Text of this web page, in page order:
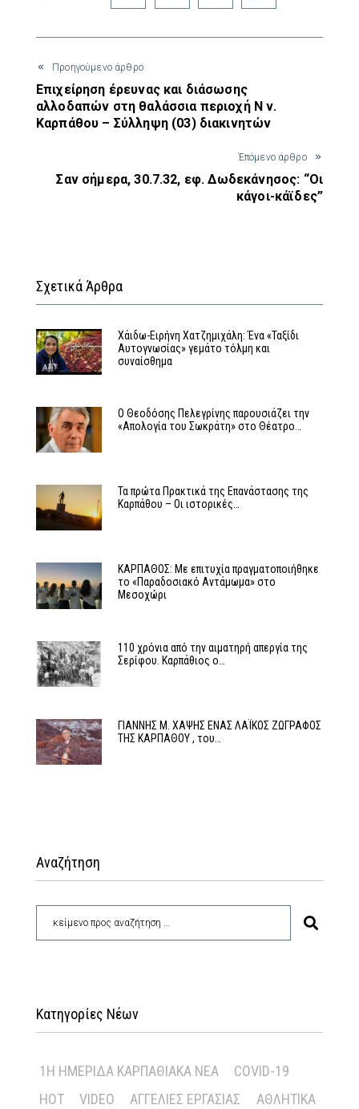
Προηγούμενο άρθρο
Επιχείρηση έρευνας και διάσωσης
αλλοδαπών στη θαλάσσια περιοχή Ν ν.
Καρπάθου – Σύλληψη (03) διακινητών
Έπόμενο άρθρο
Σαν σήμερα, 30.7.32, εφ. Δωδεκάνησος: “Οι
κάγοι-κάϊδες”
Σχετικά Άρθρα
Χάιδω-Ειρήνη Χατζημιχάλη: Ένα «Ταξίδι
Αυτογνωσίας» γεμάτο τόλμη και
συναίσθημα
Ο Θεοδόσης Πελεγρίνης παρουσιάζει την
«Απολογία του Σωκράτη» στο Θέατρο…
Τα πρώτα Πρακτικά της Επανάστασης της
Καρπάθου – Οι ιστορικές…
ΚΑΡΠΑΘΟΣ: Με επιτυχία πραγματοποιήθηκε
το «Παραδοσιακό Αντάμωμα» στο
Μεσοχώρι
110 χρόνια από την αιματηρή απεργία της
Σερίφου. Καρπάθιος ο…
ΓΙΑΝΝΗΣ Μ. ΧΑΨΗΣ ΕΝΑΣ ΛΑΪΚΟΣ ΖΩΓΡΑΦΟΣ
ΤΗΣ ΚΑΡΠΑΘΟΥ , του…
Αναζήτηση
Κατηγορίες Νέων
1Η ΗΜΕΡΊΔΑ ΚΑΡΠΑΘΙΑΚΆ ΝΈΑ
COVID-19
HOT
VIDEO ΑΓΓΕΛΊΕΣ ΕΡΓΑΣΊΑΣ ΑΘΛΗΤΙΚΆ